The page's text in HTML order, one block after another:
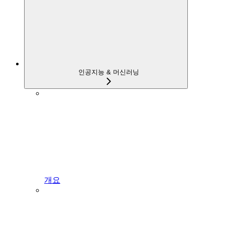
인공지능 & 머신러닝
개요